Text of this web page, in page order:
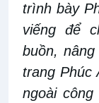
trình bày
viếng để
buồn,
trang Phúc
ngoài